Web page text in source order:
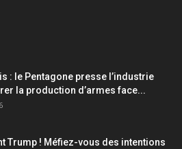
: le Pentagone presse l’industrie
la production d’armes face...
Trump ! Méfiez-vous des intentions